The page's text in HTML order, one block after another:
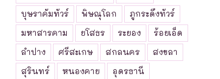
บุษราคัมทัวร์
พิษณุโลก
ภูกระดึงทัวร์
มหาสารคาม
ยโสธร ระยอง
ร้อยเอ็ด
ลำปาง
ศรีสะเกษ สกลนคร
สงขลา
สุรินทร์
หนองคาย
อุดรธานี